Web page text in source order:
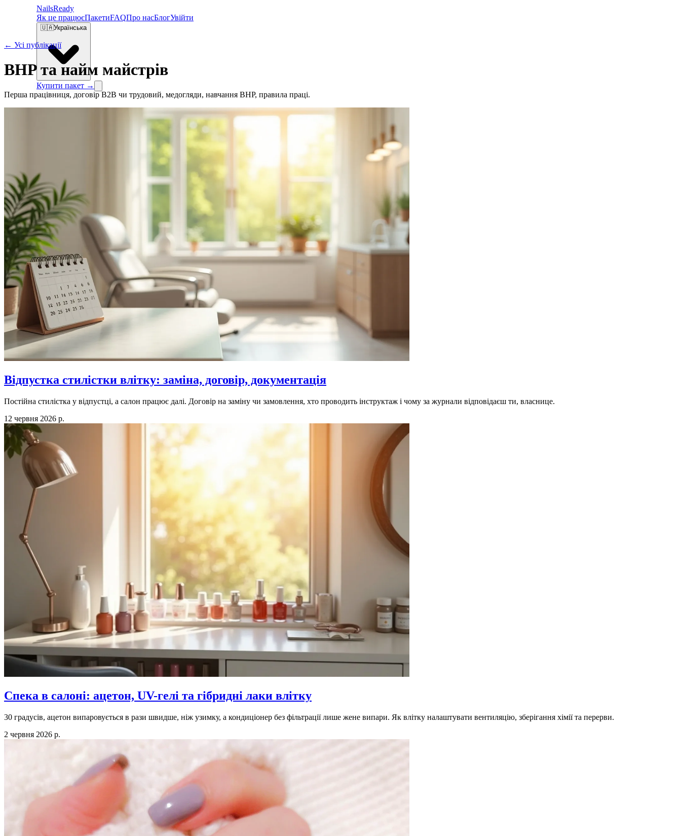
NailsReady
Як це працюєПакетиFAQПро насБлогУвійти
🇺🇦Українська
Купити пакет →
← Усі публікації
BHP та найм майстрів
Перша працівниця, договір B2B чи трудовий, медогляди, навчання BHP, правила праці.
Відпустка стилістки влітку: заміна, договір, документація
Постійна стилістка у відпустці, а салон працює далі. Договір на заміну чи замовлення, хто проводить інструктаж і чому за журнали відповідаєш ти, власнице.
12 червня 2026 р.
Спека в салоні: ацетон, UV-гелі та гібридні лаки влітку
30 градусів, ацетон випаровується в рази швидше, ніж узимку, а кондиціонер без фільтрації лише жене випари. Як влітку налаштувати вентиляцію, зберігання хімії та перерви.
2 червня 2026 р.